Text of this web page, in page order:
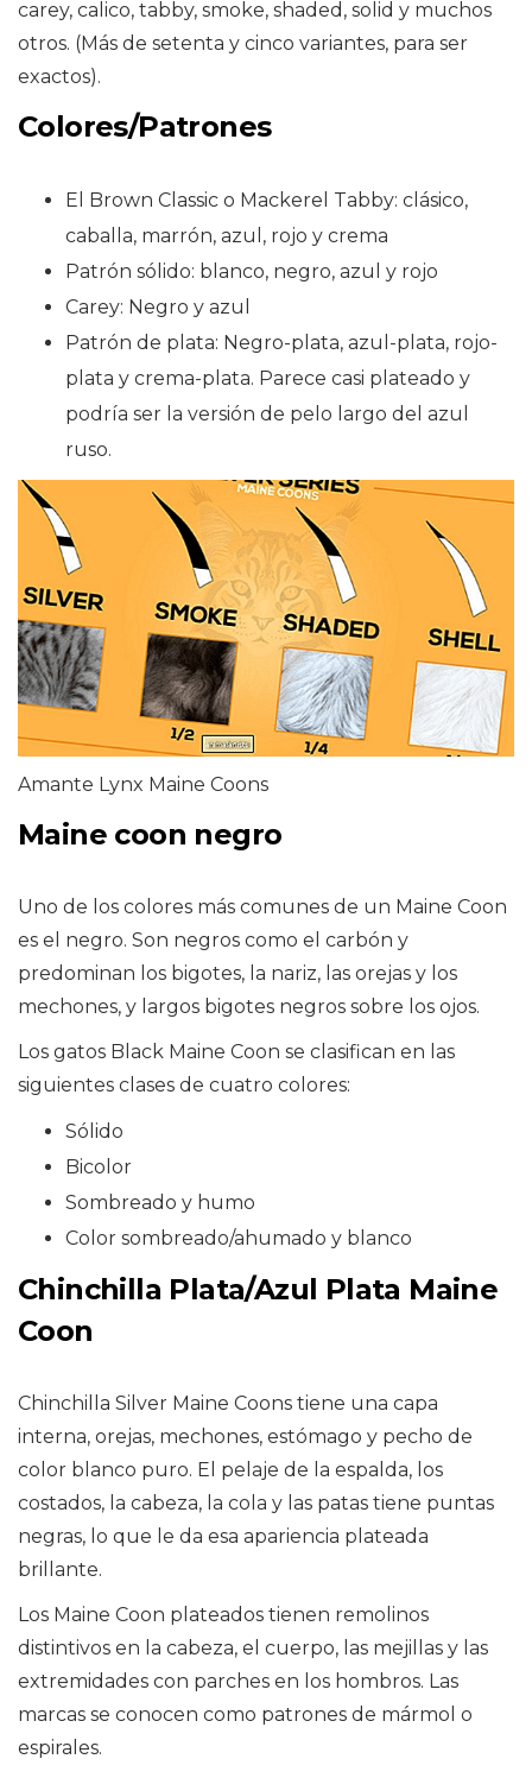
carey, calico, tabby, smoke, shaded, solid y muchos
otros. (Más de setenta y cinco variantes, para ser
exactos).
Colores/Patrones
El Brown Classic o Mackerel Tabby: clásico,
caballa, marrón, azul, rojo y crema
Patrón sólido: blanco, negro, azul y rojo
Carey: Negro y azul
Patrón de plata: Negro-plata, azul-plata, rojo-
plata y crema-plata. Parece casi plateado y
podría ser la versión de pelo largo del azul
ruso.
Amante Lynx Maine Coons
Maine coon negro
Uno de los colores más comunes de un Maine Coon
es el negro. Son negros como el carbón y
predominan los bigotes, la nariz, las orejas y los
mechones, y largos bigotes negros sobre los ojos.
Los gatos Black Maine Coon se clasifican en las
siguientes clases de cuatro colores:
Sólido
Bicolor
Sombreado y humo
Color sombreado/ahumado y blanco
Chinchilla Plata/Azul Plata Maine
Coon
Chinchilla Silver Maine Coons tiene una capa
interna, orejas, mechones, estómago y pecho de
color blanco puro. El pelaje de la espalda, los
costados, la cabeza, la cola y las patas tiene puntas
negras, lo que le da esa apariencia plateada
brillante.
Los Maine Coon plateados tienen remolinos
distintivos en la cabeza, el cuerpo, las mejillas y las
extremidades con parches en los hombros. Las
marcas se conocen como patrones de mármol o
espirales.